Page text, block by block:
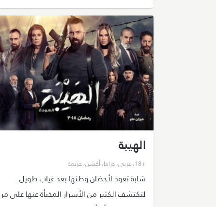
الهيبة
+18 ،عربي،دراما،أكشن،جريمة
شابة تعود لأحضان وطنها بعد غياب طويل.
لتكتشف الكثير من الأسرار المخبأة عنها على مر